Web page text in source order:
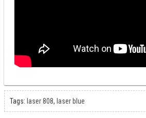
Tags: laser 808, laser blue